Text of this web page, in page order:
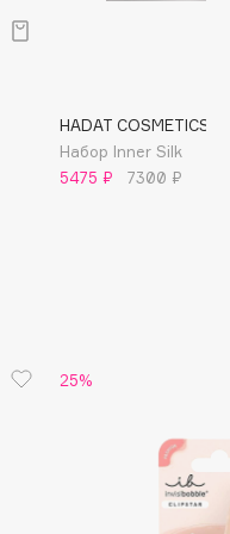
HADAT COSMETICS
Набор Inner Silk
5475 ₽
7300 ₽
25%